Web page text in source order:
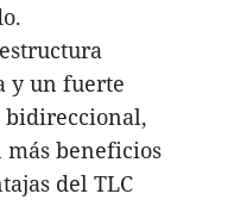
y un fuerte
bidireccional,
beneficios
del TLC